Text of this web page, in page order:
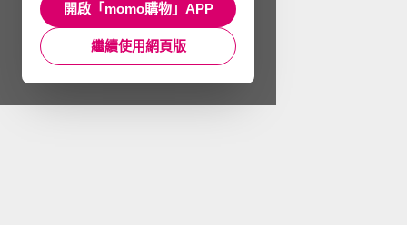
開啟「momo購物」APP
繼續使用網頁版